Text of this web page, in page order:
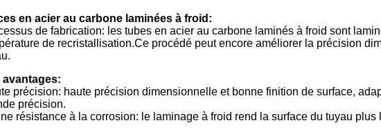
en acier au carbone laminées à froid:
de fabrication: les tubes en acier au carbone laminés à froid sont
de recristallisation.Ce procédé peut encore améliorer la précision
avantages:
précision: haute précision dimensionnelle et bonne finition de surface,
précision.
résistance à la corrosion: le laminage à froid rend la surface du tuyau